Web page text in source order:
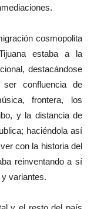
cosmopolita
estaba a la
destacándose
confluencia de
frontera, los
y la distancia de
haciéndola así
con la historia del
reinventando a sí
variantes.